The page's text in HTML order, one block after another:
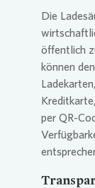
Die
öffentlich
können
per QR-